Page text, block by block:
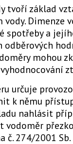
tvoří základ
Dimenze
spotřeby a
mohou
určuje
k němu
nahlásit
vodoměr
č. 274/2001 Sb.